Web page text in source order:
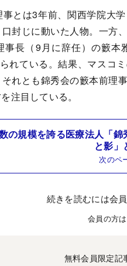
とは3年前、関西学院大
封じに動いた人物。一方
事長（9月に辞任）の籔
れている。結果、マスコ
れとも錦秀会の籔本前理
注目している。
の規模を誇る医療法人「
と影」
次のペ
続きを読むには会
会員の方は
無料会員限定記